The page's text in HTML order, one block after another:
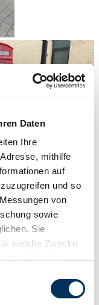
Daten
Ihre
mithilfe
auf
und so
von
sowie
Sie
welche Zwecke